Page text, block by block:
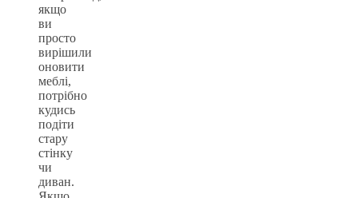
якщо
ви
просто
вирішили
оновити
меблі,
потрібно
кудись
подіти
стару
стінку
чи
диван.